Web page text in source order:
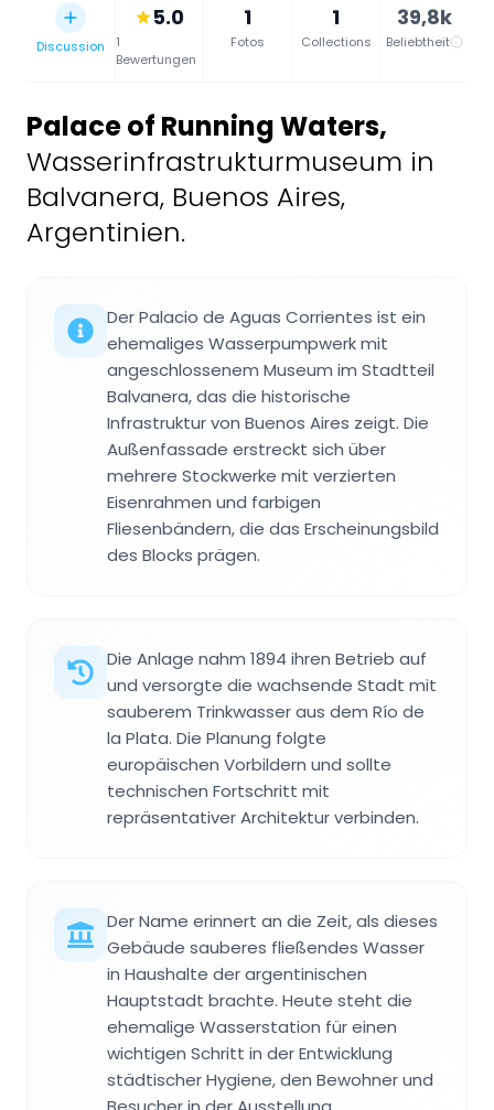
Discussion
5.0
1
Bewertungen
1
Fotos
1
Collections
39,8k
Beliebtheit
Palace of Running Waters,
Wasserinfrastrukturmuseum in
Balvanera, Buenos Aires,
Argentinien.
Der Palacio de Aguas Corrientes ist ein
ehemaliges Wasserpumpwerk mit
angeschlossenem Museum im Stadtteil
Balvanera, das die historische
Infrastruktur von Buenos Aires zeigt. Die
Außenfassade erstreckt sich über
mehrere Stockwerke mit verzierten
Eisenrahmen und farbigen
Fliesenbändern, die das Erscheinungsbild
des Blocks prägen.
Die Anlage nahm 1894 ihren Betrieb auf
und versorgte die wachsende Stadt mit
sauberem Trinkwasser aus dem Río de
la Plata. Die Planung folgte
europäischen Vorbildern und sollte
technischen Fortschritt mit
repräsentativer Architektur verbinden.
Der Name erinnert an die Zeit, als dieses
Gebäude sauberes fließendes Wasser
in Haushalte der argentinischen
Hauptstadt brachte. Heute steht die
ehemalige Wasserstation für einen
wichtigen Schritt in der Entwicklung
städtischer Hygiene, den Bewohner und